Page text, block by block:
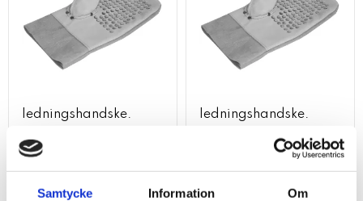
Samtycke Information Om
ledningshandske.
848
ledningshandske.